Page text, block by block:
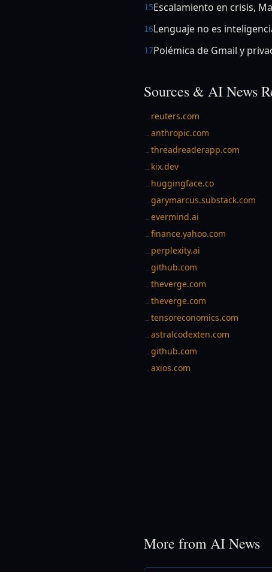
15Escalamiento en crisis,
16Lenguaje no es
17Polémica de Gmail y
Sources & AI News
→ reuters.com
→anthropic.com
→threadreaderapp.com
→ kix.dev
→ huggingface.co
→garymarcus.substack.com
→evermind.ai
→finance.yahoo.com
→ perplexity.ai
→github.com
→theverge.com
→theverge.com
→tensoreconomics.com
→astralcodexten.com
→github.com
→axios.com
More from AI News